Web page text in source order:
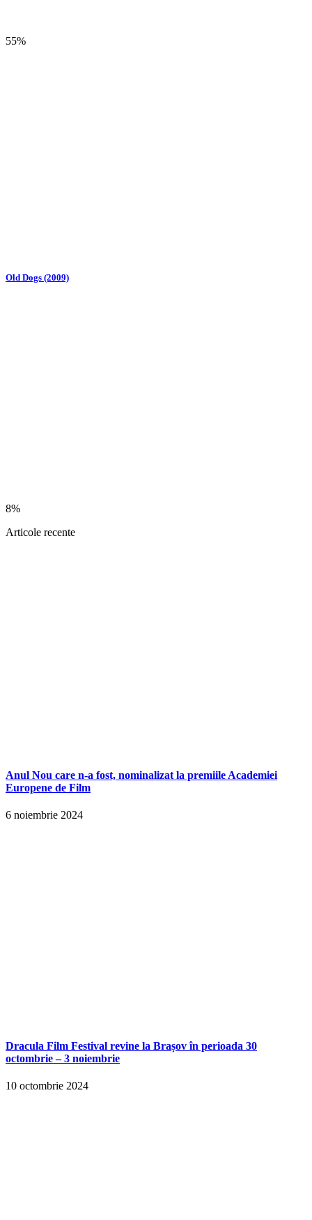
55%
Old Dogs (2009)
8%
Articole recente
Anul Nou care n-a fost, nominalizat la premiile Academiei
Europene de Film
6 noiembrie 2024
Dracula Film Festival revine la Brașov în perioada 30
octombrie – 3 noiembrie
10 octombrie 2024